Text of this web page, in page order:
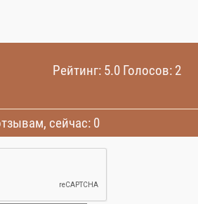
Рейтинг: 5.0 Голосов: 2
сейчас: 0